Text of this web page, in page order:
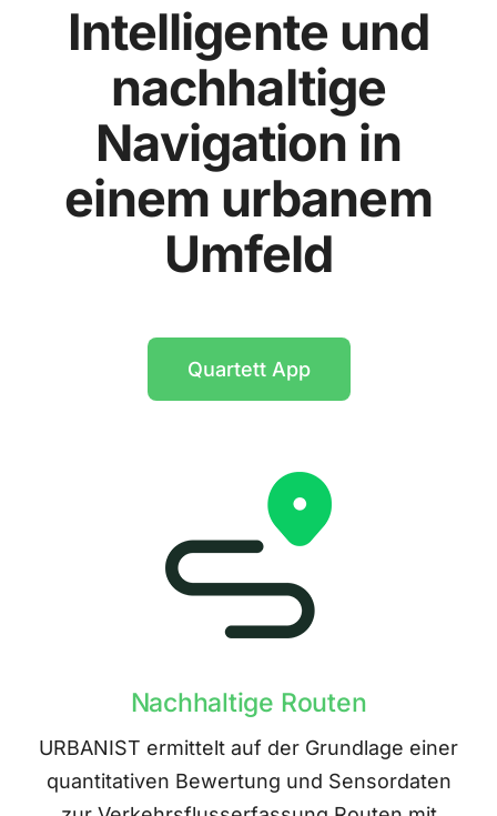
Intelligente und
nachhaltige
Navigation in
einem urbanem
Umfeld
Quartett App
Nachhaltige Routen
URBANIST ermittelt auf der Grundlage einer
quantitativen Bewertung und Sensordaten